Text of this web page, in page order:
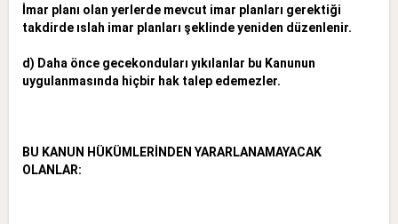
İmar planı olan yerlerde mevcut imar planları gerektiği
takdirde ıslah imar planları şeklinde yeniden düzenlenir.
d) Daha önce gecekonduları yıkılanlar bu Kanunun
uygulanmasında hiçbir hak talep edemezler.
BU KANUN HÜKÜMLERİNDEN YARARLANAMAYACAK
OLANLAR: